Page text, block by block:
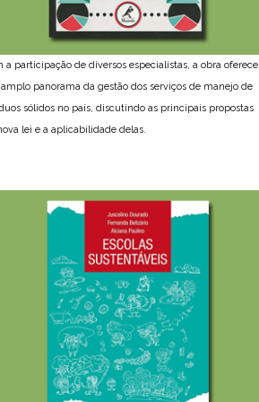
a participação de diversos especialistas, a obra oferece
panorama da gestão dos serviços de manejo de
sólidos no país, discutindo as principais propostas
lei e a aplicabilidade delas.